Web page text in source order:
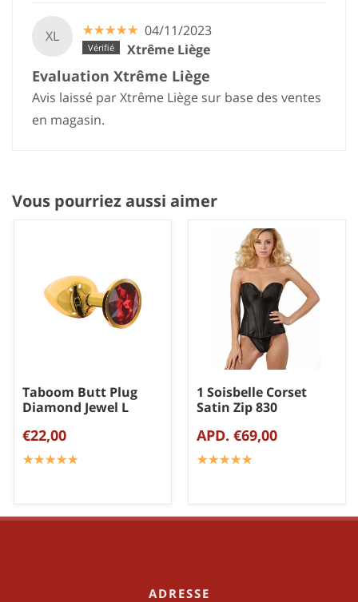
XL ☆☆☆☆☆
★★★★★ 04/11/2023
Xtrême Liège
Evaluation Xtrême Liège
Avis laissé par Xtrême Liège sur base des ventes
en magasin.
Vous pourriez aussi aimer
Taboom Butt Plug
Diamond Jewel L
€22,00
☆☆☆☆☆
★★★★★
1 Soisbelle Corset
Satin Zip 830
APD. €69,00
☆☆☆☆☆
★★★★★
ADRESSE